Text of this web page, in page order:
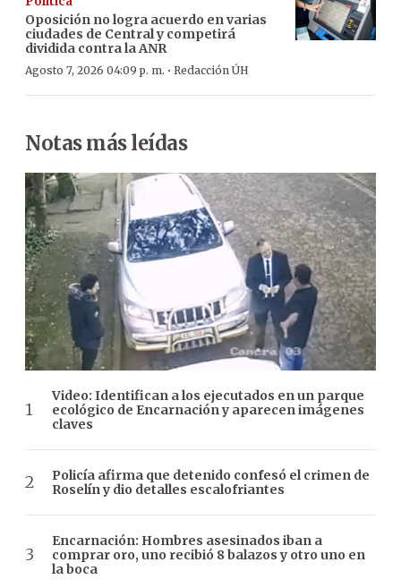
Oposición no logra acuerdo en varias
ciudades de Central y competirá
dividida contra la ANR
Agosto 7, 2026 04:09 p. m. · Redacción ÚH
Notas más leídas
Video: Identifican a los ejecutados en un parque
ecológico de Encarnación y aparecen imágenes
claves
Policía afirma que detenido confesó el crimen de
Roselín y dio detalles escalofriantes
Encarnación: Hombres asesinados iban a
comprar oro, uno recibió 8 balazos y otro uno en
la boca